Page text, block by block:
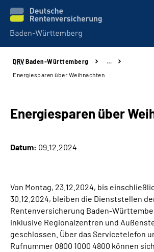
Beratung und Kontakt
Online-Services
Karriere
Über uns
Inhalte in Gebärdensprache (DGS)
DRV Baden-Württemberg
…
Energiesparen über Weihnachten
Energiesparen über
Datum: 09.12.2024
Von Montag, 23.12.2024, bis
30.12.2024, bleiben die Dienststellen
Rentenversicherung Baden-
inklusive Regionalzentren und
geschlossen. Über das Servicetelefon
Rufnummer 0800 1000 4800 können